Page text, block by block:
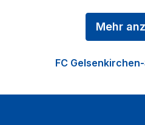
Mehr
Region zu stärken.
Königsblauen ist der
FC